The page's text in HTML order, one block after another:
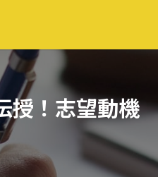
授！志望動機